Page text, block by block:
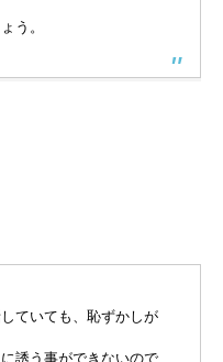
う。
ていても、恥ずかしが
誘う事ができないので